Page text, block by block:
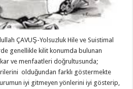
ÇAVUŞ-Yolsuzluk Hile ve Suistimal
genellikle kilit konumda bulunan
ve menfaatleri doğrultusunda;
olduğundan farklı göstermekte
iyi gitmeyen yönlerini iyi gösterip,